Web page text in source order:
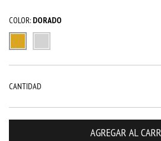
COLOR: DORADO
CANTIDAD